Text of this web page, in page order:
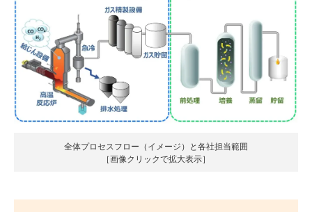
全体プロセスフロー（イメージ）と各社担当範囲
［画像クリックで拡大表示］